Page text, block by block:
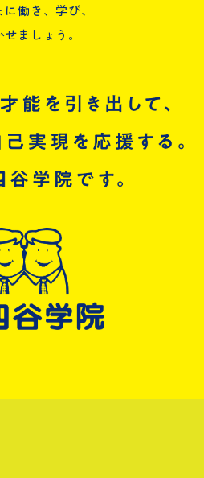
2026卒の方
院採用チャンネル
働き、学び、
ましょう。